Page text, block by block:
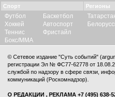
Спорт
Футбол
Хоккей
Теннис
Бокс/ММА
Баскетбол
Автоспорт
Фристайл
Регионы
© Сетевое издание "Суть событий"
регистрации Эл № ФС77-62778 от
службой по надзору в сфере связи,
коммуникаций (Роскомнадзор).
О РЕДАКЦИИ , РЕКЛАМА +7 (495) 638-